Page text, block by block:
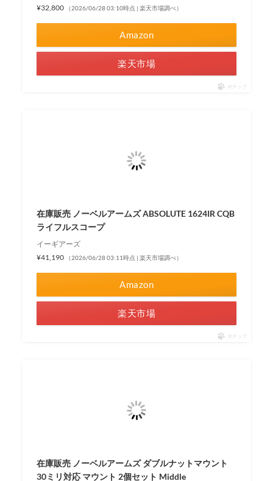
¥32,800
（2026/06/28 03:10時点 | 楽天市場調べ）
Amazon
楽天市場
ポチップ
在庫販売 ノーベルアームズ ABSOLUTE 1624IR CQB
ライフルスコープ
イーギアーズ
¥41,190
（2026/06/28 03:11時点 | 楽天市場調べ）
Amazon
楽天市場
ポチップ
在庫販売 ノーベルアームズ ダブルナットマウント
30ミリ対応 マウント 2個セット Middle